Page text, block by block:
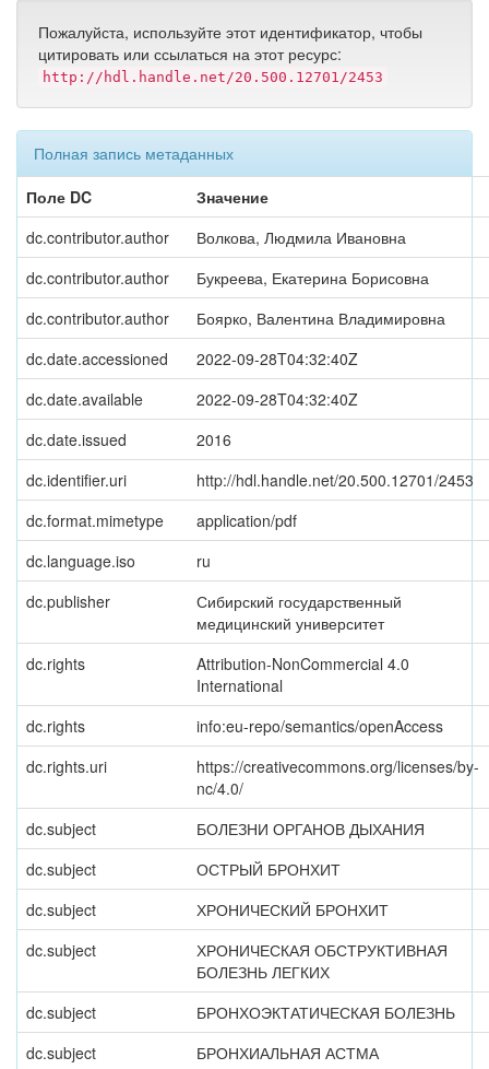
Пожалуйста, используйте этот идентификатор, чтобы
цитировать или ссылаться на этот ресурс:
http://hdl.handle.net/20.500.12701/2453
Полная запись метаданных
Поле DC
Значение
dc.contributor.author
Волкова, Людмила Ивановна
dc.contributor.author
Букреева, Екатерина Борисовна
dc.contributor.author
Боярко, Валентина Владимировна
dc.date.accessioned
2022-09-28T04:32:40Z
dc.date.available
2022-09-28T04:32:40Z
dc.date.issued
2016
dc.identifier.uri
http://hdl.handle.net/20.500.12701/2453
dc.format.mimetype
application/pdf
dc.language.iso
ru
dc.publisher
Сибирский государственный
медицинский университет
dc.rights
Attribution-NonCommercial 4.0
International
dc.rights
info:eu-repo/semantics/openAccess
dc.rights.uri
https://creativecommons.org/licenses/by-
nc/4.0/
dc.subject
БОЛЕЗНИ ОРГАНОВ ДЫХАНИЯ
dc.subject
ОСТРЫЙ БРОНХИТ
dc.subject
ХРОНИЧЕСКИЙ БРОНХИТ
dc.subject
ХРОНИЧЕСКАЯ ОБСТРУКТИВНАЯ
БОЛЕЗНЬ ЛЕГКИХ
dc.subject
БРОНХОЭКТАТИЧЕСКАЯ БОЛЕЗНЬ
dc.subject
БРОНХИАЛЬНАЯ АСТМА